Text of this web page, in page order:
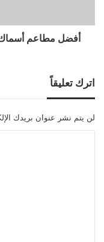
اترك تعليقاً
لن يتم نشر عنوان بريدك